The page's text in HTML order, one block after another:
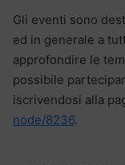
Gli eventi sono
ed in generale a
approfondire le
possibile
iscrivendosi alla
node/8236.